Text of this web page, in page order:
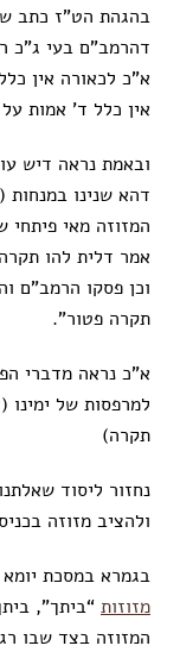
בהגהת הט”ז כתב
דהרמב”ם בעי ג”כ
א”כ לכאורה אין
אין כלל ד’ אמות
ובאמת נראה דיש
דהא שנינו במנחות
המזוזה מאי פיתחי
אמר דלית להו
וכן פסקו הרמב”ם
תקרה פטור”.
א”כ נראה מדברי
למרפסות של ימינו
תקרה)
נחזור ליסוד
ולהציב מזוזה
בגמרא במסכת
מזוזות “ביתך”,
המזוזה בצד שבו